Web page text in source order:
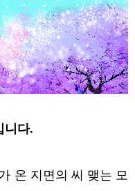
니다.
온 지면의 씨 맺는 모